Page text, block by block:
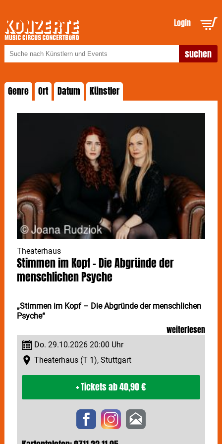
Login
Genre Ort Datum Künstler
Theaterhaus
Stimmen im Kopf – Die Abgründe der
menschlichen Psyche
„Stimmen im Kopf – Die Abgründe der menschlichen
Psyche“
Mit STIMMEN IM KOPF erreichen Pia & Denise
regelmäßig eine riesige Hörerschaft. Die
Podcasterinnen freuen sich, am 29. Oktober im
Stuttgarter Theaterhaus mit ihrem Erfolgsformat live
gehen zu dürfen.
den beliebtesten True Crime-Podcasts im
deutschsprachigen Raum. Neben Spannung und
weiterlesen
Do. 29.10.2026 20:00 Uhr
Theaterhaus (T 1), Stuttgart
+ Ticketsab 40,90 €